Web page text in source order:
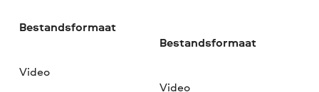
Bestandsformaat
Video
Bestandsformaat
Video